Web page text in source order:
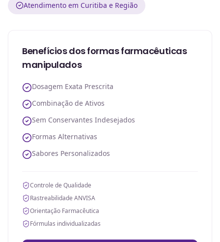
Atendimento em Curitiba e Região
Benefícios dos formas farmacêuticas
manipulados
Dosagem Exata Prescrita
Combinação de Ativos
Sem Conservantes Indesejados
Formas Alternativas
Sabores Personalizados
Controle de Qualidade
Rastreabilidade ANVISA
Orientação Farmacêutica
Fórmulas individualizadas